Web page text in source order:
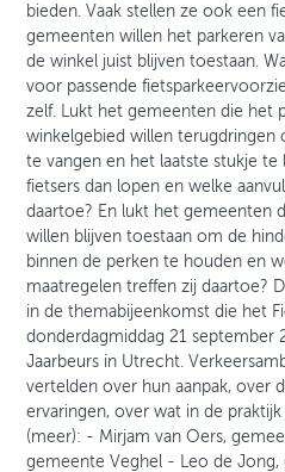
bieden. Vaak stellen ze ook een
gemeenten willen het parkeren
de winkel juist blijven toestaan.
voor passende
zelf. Lukt het gemeenten die het
winkelgebied willen terugdringen
te vangen en het laatste stukje
fietsers dan lopen en welke
daartoe? En lukt het gemeenten
willen blijven toestaan om de
binnen de perken te houden en
maatregelen treffen zij daartoe?
in de themabijeenkomst die het
donderdagmiddag 21 september
Jaarbeurs in Utrecht.
vertelden over hun aanpak, over
ervaringen, over wat in de
(meer): - Mirjam van Oers,
gemeente Veghel - Leo de Jong,